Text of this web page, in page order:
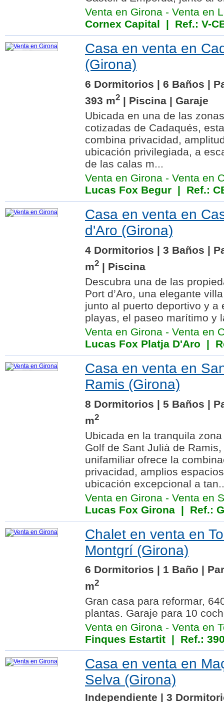
Venta en Girona - Venta en
Cornex Capital | Ref.: V-
Casa en venta en
(Girona)
6 Dormitorios | 6 Baños |
393 m2 | Piscina | Garaje
Ubicada en una de las
cotizadas de Cadaqués,
combina privacidad,
ubicación privilegiada, a
de las calas m...
Venta en Girona - Venta en
Lucas Fox Begur | Ref.:
Casa en venta en
d'Aro (Girona)
4 Dormitorios | 3 Baños |
m2 | Piscina
Descubra una de las
Port d’Aro, una elegante
junto al puerto deportivo y a
playas, el paseo marítimo y
Venta en Girona - Venta en
Lucas Fox Platja D'Aro |
Casa en venta en
Ramis (Girona)
8 Dormitorios | 5 Baños |
m2
Ubicada en la tranquila
Golf de Sant Julià de
unifamiliar ofrece la
privacidad, amplios
ubicación excepcional a
Venta en Girona - Venta en
Lucas Fox Girona | Ref.:
Chalet en venta en
Montgrí (Girona)
6 Dormitorios | 1 Baño |
m2
Gran casa para reformar,
plantas. Garaje para 10
Venta en Girona - Venta en
Finques Estartit | Ref.:
Casa en venta en
Selva (Girona)
Independiente | 3